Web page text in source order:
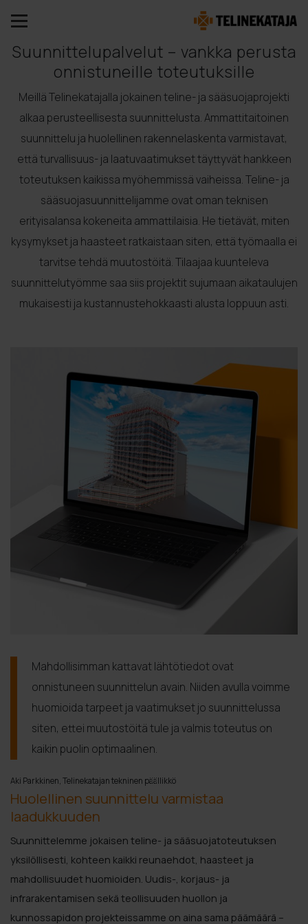
Suunnittelupalvelut – vankka perusta
onnistuneille toteutuksille
Meillä Telinekatajalla jokainen teline- ja sääsuojaprojekti
alkaa perusteellisesta suunnittelusta. Ammattitaitoinen
suunnittelu ja huolellinen rakennelaskenta varmistavat,
että turvallisuus- ja laatuvaatimukset täyttyvät hankkeen
toteutuksen kaikissa myöhemmissä vaiheissa. Teline- ja
sääsuojasuunnittelijamme ovat oman teknisen
erityisalansa kokeneita ammattilaisia. He tietävät, miten
kysymykset ja haasteet ratkaistaan siten, että työmaalla ei
tarvitse tehdä muutostöitä. Tilaajaa kuunteleva
suunnittelutyömme saa siis projektit sujumaan aikataulujen
mukaisesti ja kustannustehokkaasti alusta loppuun asti.
Mahdollisimman kattavat lähtötiedot ovat
onnistuneen suunnittelun avain. Niiden avulla voimme
huomioida tarpeet ja vaatimukset jo suunnittelussa
siten, ettei muutostöitä tule ja valmis toteutus on
kaikin puolin optimaalinen.
Aki Parkkinen, Telinekatajan tekninen päällikkö
Huolellinen suunnittelu varmistaa
laadukkuuden
Suunnittelemme jokaisen teline- ja sääsuojatoteutuksen
yksilöllisesti, kohteen kaikki reunaehdot, haasteet ja
mahdollisuudet huomioiden. Uudis-, korjaus- ja
infrarakentamisen sekä teollisuuden huollon ja
kunnossapidon projekteissamme on aina sama päämäärä –